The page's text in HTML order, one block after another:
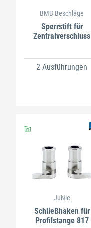
BMB Beschläge
Sperrstift für
Zentralverschluss
2 Ausführungen
JuNie
Schließhaken für
Profilstange 817